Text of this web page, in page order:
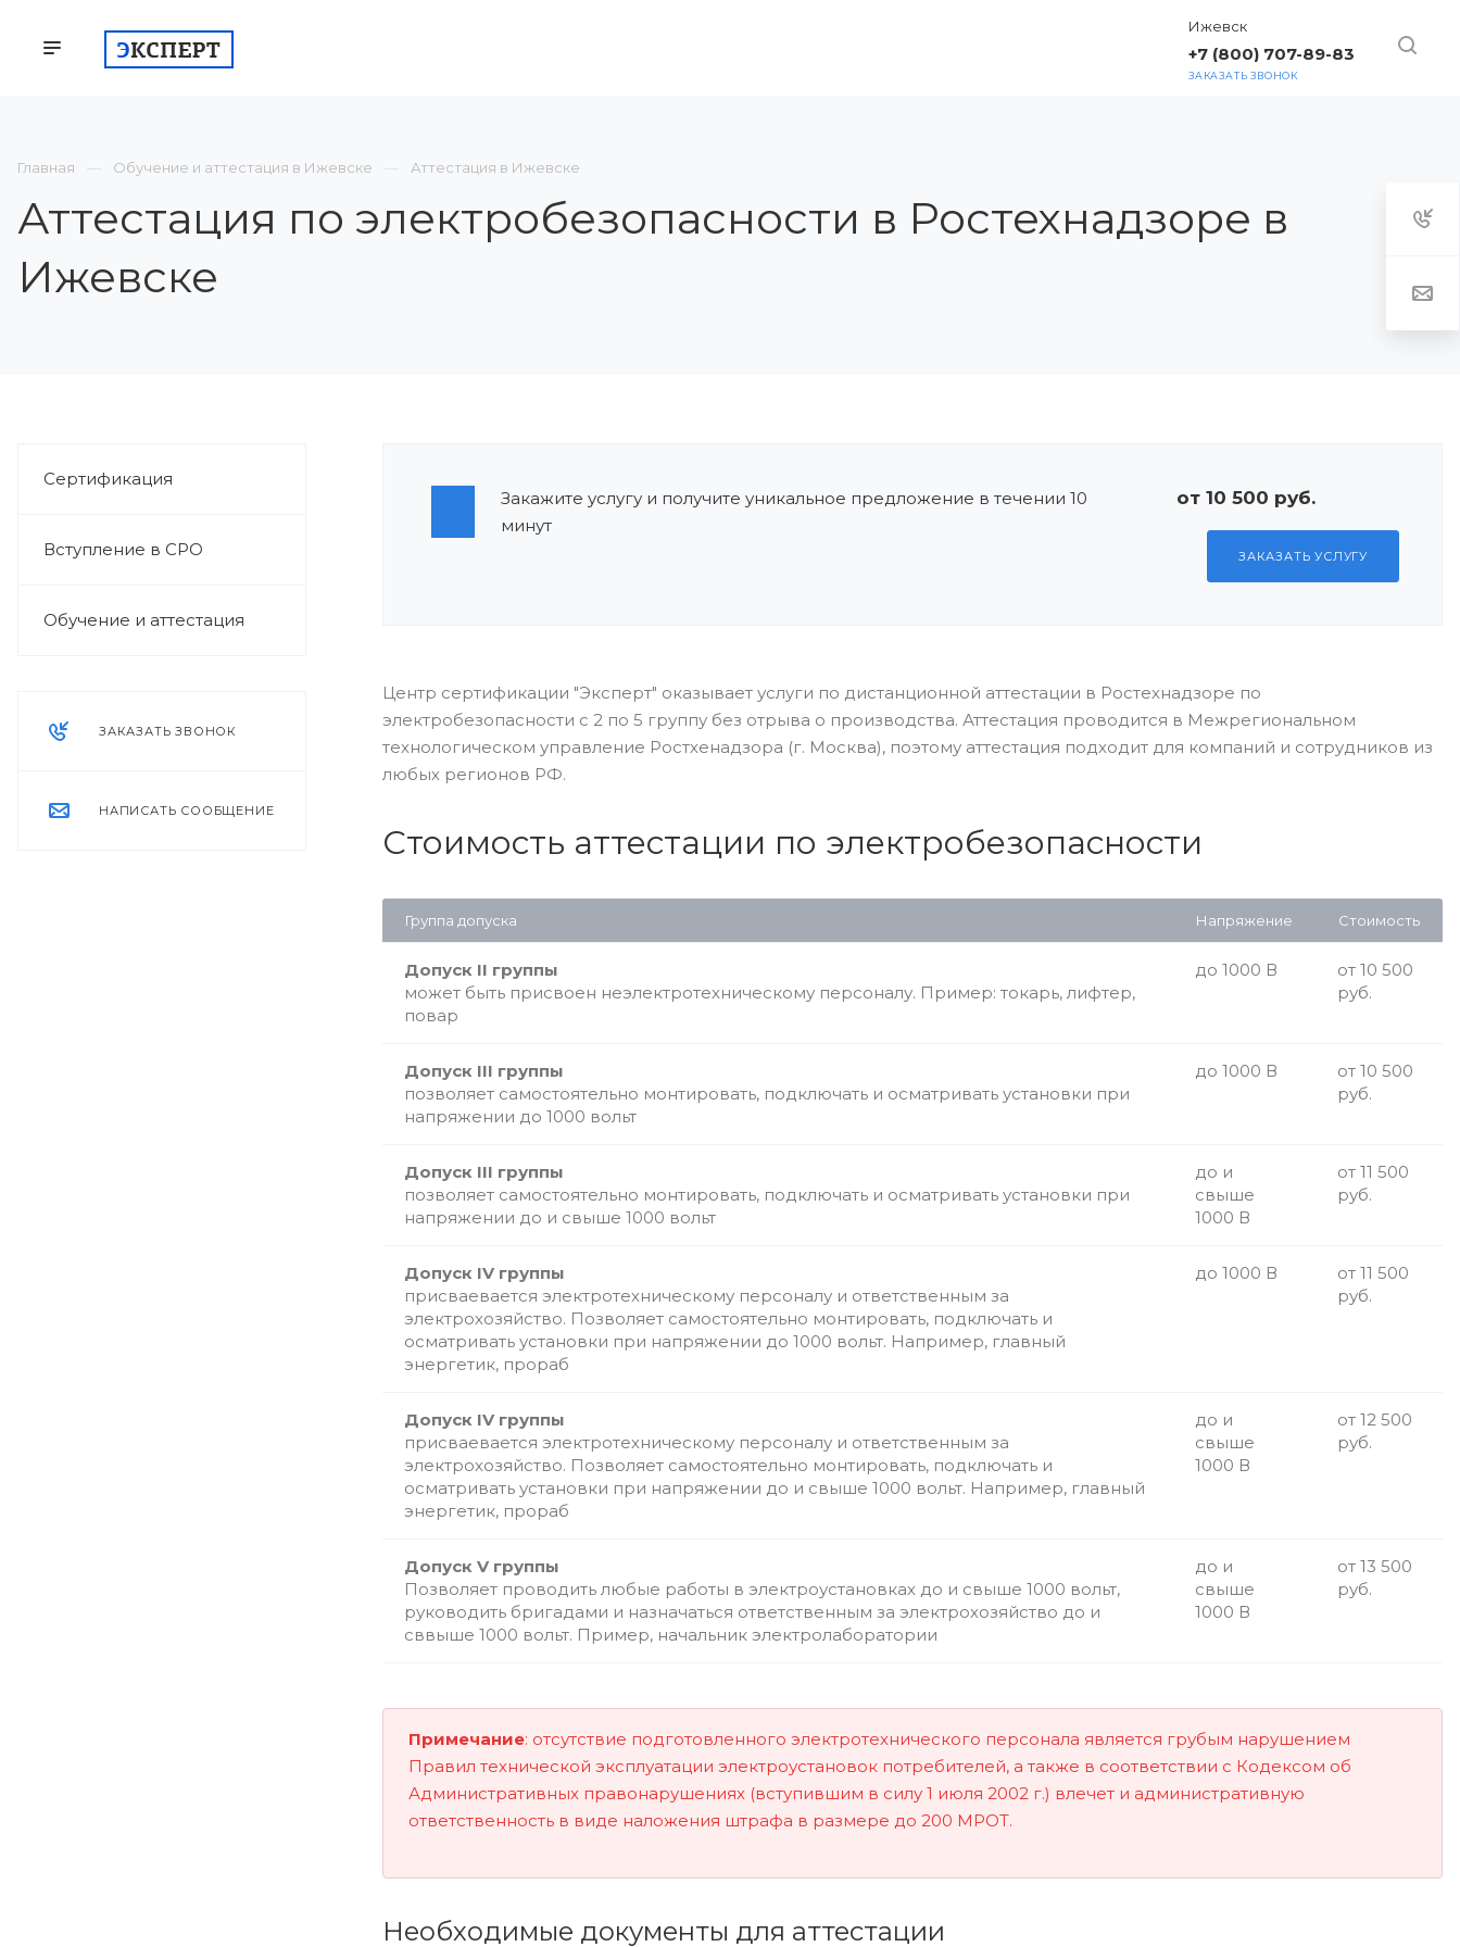
Ижевск
+7 (800) 707-89-83
ЗАКАЗАТЬ ЗВОНОК
Главная
Обучение и аттестация в Ижевске Аттестация в Ижевске
Аттестация по электробезопасности в Ростехнадзоре в
Ижевске
Сертификация
Вступление в СРО
Обучение и аттестация
ЗАКАЗАТЬ ЗВОНОК
НАПИСАТЬ СООБЩЕНИЕ
Закажите услугу и получите уникальное предложение в течении 10
минут
от 10 500 руб.
ЗАКАЗАТЬ УСЛУГУ
Центр сертификации "Эксперт" оказывает услуги по дистанционной аттестации в Ростехнадзоре по
электробезопасности с 2 по 5 группу без отрыва о производства. Аттестация проводится в Межрегиональном
технологическом управление Ростхенадзора (г. Москва), поэтому аттестация подходит для компаний и сотрудников из
любых регионов РФ.
Стоимость аттестации по электробезопасности
Группа допуска Напряжение Стоимость
Допуск II группы
может быть присвоен неэлектротехническому персоналу. Пример: токарь, лифтер,
повар
до 1000 В
от 10 500
руб.
Допуск III группы
позволяет самостоятельно монтировать, подключать и осматривать установки при
напряжении до 1000 вольт
до 1000 В
от 10 500
руб.
Допуск III группы
позволяет самостоятельно монтировать, подключать и осматривать установки при
напряжении до и свыше 1000 вольт
до и
свыше
1000 В
от 11 500
руб.
Допуск IV группы
присваевается электротехническому персоналу и ответственным за
электрохозяйство. Позволяет самостоятельно монтировать, подключать и
осматривать установки при напряжении до 1000 вольт. Например, главный
энергетик, прораб
до 1000 В
от 11 500
руб.
Допуск IV группы
присваевается электротехническому персоналу и ответственным за
электрохозяйство. Позволяет самостоятельно монтировать, подключать и
осматривать установки при напряжении до и свыше 1000 вольт. Например, главный
энергетик, прораб
до и
свыше
1000 В
от 12 500
руб.
Допуск V группы
Позволяет проводить любые работы в электроустановках до и свыше 1000 вольт,
руководить бригадами и назначаться ответственным за электрохозяйство до и
сввыше 1000 вольт. Пример, начальник электролаборатории
до и
свыше
1000 В
от 13 500
руб.
Примечание: отсутствие подготовленного электротехнического персонала является грубым нарушением
Правил технической эксплуатации электроустановок потребителей, а также в соответствии с Кодексом об
Административных правонарушениях (вступившим в силу 1 июля 2002 г.) влечет и административную
ответственность в виде наложения штрафа в размере до 200 МРОТ.
Необходимые документы для аттестации